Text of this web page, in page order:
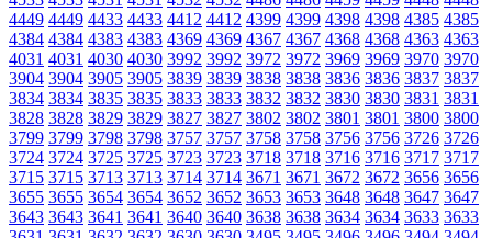
4449 4449 4433 4433 4412 4412 4399 4399 4398 4398 4385 4385
4384 4384 4383 4383 4369 4369 4367 4367 4368 4368 4363 4363
4031 4031 4030 4030 3992 3992 3972 3972 3969 3969 3970 3970
3904 3904 3905 3905 3839 3839 3838 3838 3836 3836 3837 3837
3834 3834 3835 3835 3833 3833 3832 3832 3830 3830 3831 3831
3828 3828 3829 3829 3827 3827 3802 3802 3801 3801 3800 3800
3799 3799 3798 3798 3757 3757 3758 3758 3756 3756 3726 3726
3724 3724 3725 3725 3723 3723 3718 3718 3716 3716 3717 3717
3715 3715 3713 3713 3714 3714 3671 3671 3672 3672 3656 3656
3655 3655 3654 3654 3652 3652 3653 3653 3648 3648 3647 3647
3643 3643 3641 3641 3640 3640 3638 3638 3634 3634 3633 3633